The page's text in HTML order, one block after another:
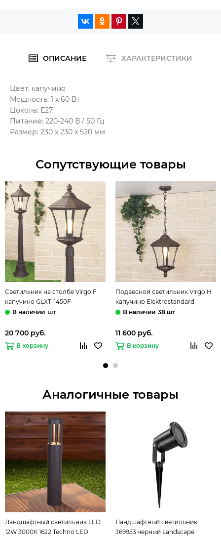
ОПИСАНИЕ ХАРАКТЕРИСТИКИ
Цвет: капучино
Мощность: 1 x 60 Вт
Цоколь: Е27
Питание: 220-240 В / 50 Гц
Размер: 230 x 230 x 520 мм
Сопутствующие товары
Светильник на столбе Virgo F
капучино GLXT-1450F
Elektrostandardшт
20 700 руб.
В корзину
Подвесной светильник Virgo H
капучино Elektrostandard
38 шт
11 600 руб.
В корзину
Аналогичные товары
Ландшафтный светильник LED
12W 3000К 1622 Techno LED
Ландшафтный светильник
369953 черный Landscape